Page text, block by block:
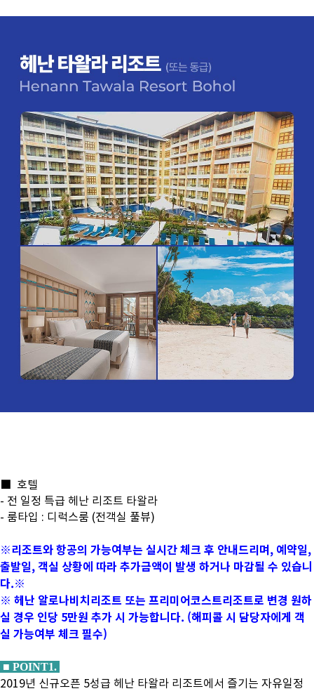
■ 호텔
- 전 일정 특급 헤난 리조트 타왈라
- 룸타입 : 디럭스룸 (전객실 풀뷰)
※리조트와 항공의 가능여부는 실시간 체크 후 안내드리며, 예약일,
출발일, 객실 상황에 따라 추가금액이 발생 하거나 마감될 수 있습니
다.※
※ 헤난 알로나비치리조트 또는 프리미어코스트리조트로 변경 원하
실 경우 인당 5만원 추가 시 가능합니다. (해피콜 시 담당자에게 객
실 가능여부 체크 필수)
■ POINT1.
2019년 신규오픈 5성급 헤난 타왈라 리조트에서 즐기는 자유일정